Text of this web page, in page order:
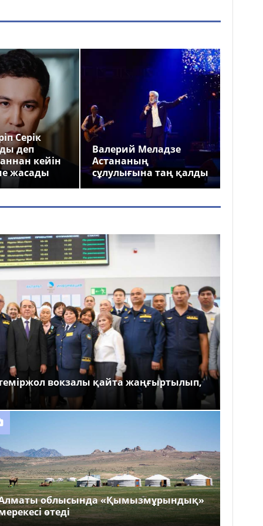
Серік
деп
кейін
жасады
Валерий Меладзе
Астананың
сұлулығына таң қалды
вокзалы қайта жаңғыртылып,
облысында «Қымызмұрындық»
өтеді